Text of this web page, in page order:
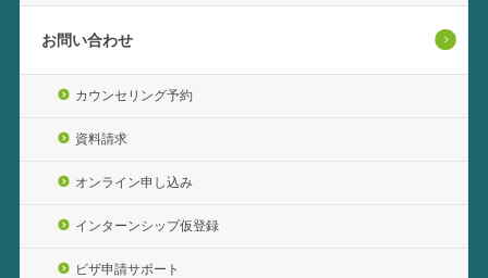
お問い合わせ
カウンセリング予約
資料請求
オンライン申し込み
インターンシップ仮登録
ビザ申請サポート